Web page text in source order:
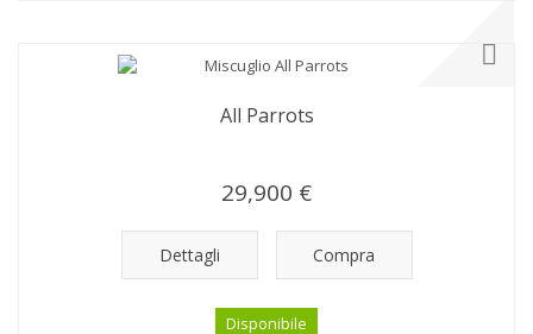
All Parrots
29,900 €
Dettagli Compra
Disponibile